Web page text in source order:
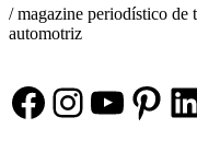
/ magazine periodístico de
automotriz
Facebook